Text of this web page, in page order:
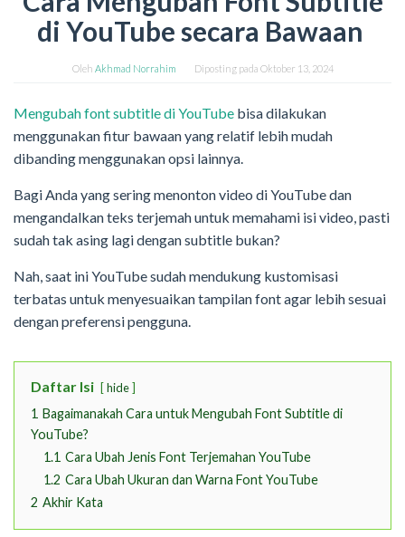
di YouTube secara Bawaan
Oleh Akhmad Norrahim Diposting pada Oktober 13, 2024
Mengubah font subtitle di YouTube bisa dilakukan
menggunakan fitur bawaan yang relatif lebih mudah
dibanding menggunakan opsi lainnya.
Bagi Anda yang sering menonton video di YouTube dan
mengandalkan teks terjemah untuk memahami isi video, pasti
sudah tak asing lagi dengan subtitle bukan?
Nah, saat ini YouTube sudah mendukung kustomisasi
terbatas untuk menyesuaikan tampilan font agar lebih sesuai
dengan preferensi pengguna.
Daftar Isi hide
1 Bagaimanakah Cara untuk Mengubah Font Subtitle di
YouTube?
1.1 Cara Ubah Jenis Font Terjemahan YouTube
1.2 Cara Ubah Ukuran dan Warna Font YouTube
2 Akhir Kata